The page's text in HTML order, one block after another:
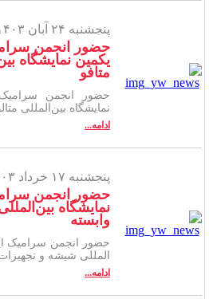
پنجشنبه ۲۴ آبان ۱۴۰۳ -
حضور انجمن
یکمین نمایشگاه
متافو
حضور انجمن
نمایشگاه بین‌المللی
ادامه...
پنجشنبه ۱۷ خرداد ۱۴۰۳ -
حضور انجمن
نمایشگاه
وابسته
حضور انجمن سرامیک
المللی شیشه و تجهیزات
ادامه...